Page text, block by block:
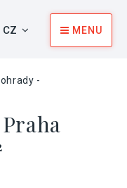
CZ MENU
-